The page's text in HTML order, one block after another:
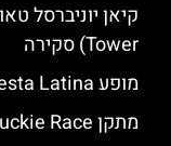
Tower) סקירה
מופע Fiesta Latina ביוניברסל יפן
מתקן Ernie's Rubber Duckie Race ביוניברסל ביפן